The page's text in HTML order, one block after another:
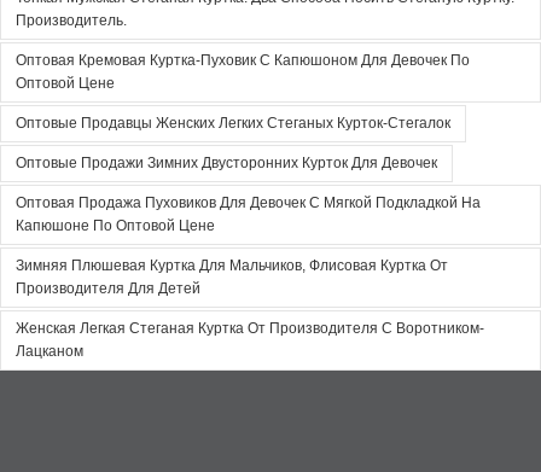
Производитель.
Оптовая Кремовая Куртка-Пуховик С Капюшоном Для Девочек По
Оптовой Цене
Оптовые Продавцы Женских Легких Стеганых Курток-Стегалок
Оптовые Продажи Зимних Двусторонних Курток Для Девочек
Оптовая Продажа Пуховиков Для Девочек С Мягкой Подкладкой На
Капюшоне По Оптовой Цене
Зимняя Плюшевая Куртка Для Мальчиков, Флисовая Куртка От
Производителя Для Детей
Женская Легкая Стеганая Куртка От Производителя С Воротником-
Лацканом